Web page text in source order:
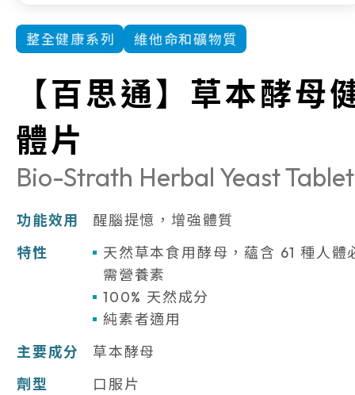
整全健康系列 維他命和礦物質
【百思通】草本酵母
體片
Bio-Strath Herbal Yeast Tablet
功能效用 醒腦提憶，增強體質
特性
天然草本食用酵母，蘊含 61 種人體
需營養素
100% 天然成分
純素者適用
主要成分 草本酵母
劑型 口服片